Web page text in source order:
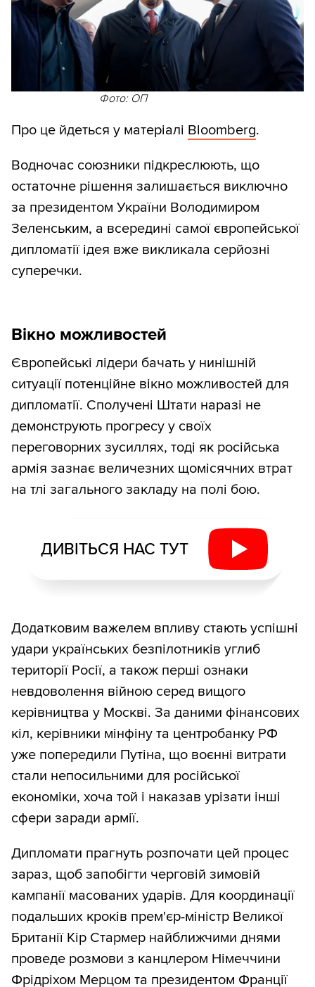
Фото: ОП
Про це йдеться у матеріалі Bloomberg.
Водночас союзники підкреслюють, що
остаточне рішення залишається виключно
за президентом України Володимиром
Зеленським, а всередині самої європейської
дипломатії ідея вже викликала серйозні
суперечки.
Вікно можливостей
Європейські лідери бачать у нинішній
ситуації потенційне вікно можливостей для
дипломатії. Сполучені Штати наразі не
демонструють прогресу у своїх
переговорних зусиллях, тоді як російська
армія зазнає величезних щомісячних втрат
на тлі загального закладу на полі бою.
ДИВІТЬСЯ НАС ТУТ
Додатковим важелем впливу стають успішні
удари українських безпілотників углиб
території Росії, а також перші ознаки
невдоволення війною серед вищого
керівництва у Москві. За даними фінансових
кіл, керівники мінфіну та центробанку РФ
уже попередили Путіна, що воєнні витрати
стали непосильними для російської
економіки, хоча той і наказав урізати інші
сфери заради армії.
Дипломати прагнуть розпочати цей процес
зараз, щоб запобігти черговій зимовій
кампанії масованих ударів. Для координації
подальших кроків прем'єр-міністр Великої
Британії Кір Стармер найближчими днями
проведе розмови з канцлером Німеччини
Фрідріхом Мерцом та президентом Франції